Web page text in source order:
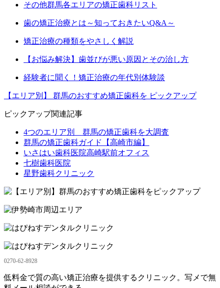
その他群馬各エリアの矯正歯科リスト
歯の矯正治療とは～知っておきたいQ&A～
矯正治療の種類をやさしく解説
【お悩み解決】歯並びが悪い原因とその治し方
経験者に聞く！矯正治療の年代別体験談
【エリア別】 群馬のおすすめ矯正歯科を ピックアップ
ピックアップ関連記事
4つのエリア別 群馬の矯正歯科を大調査
群馬の矯正歯科ガイド【高崎市編】
いさはい歯科医院高崎駅前オフィス
七樹歯科医院
星野歯科クリニック
0270-62-8928
低料金で質の高い矯正治療を提供するクリニック。写メで無